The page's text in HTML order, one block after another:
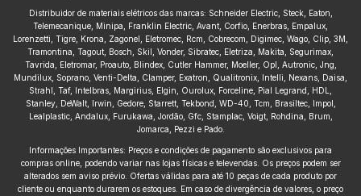
Distribuidor de materiais elétricos das marcas: Schneider Electric, Steck, Eaton,
Telemecanique, Minipa, Franklin Electric, Avant, Corfio, Enerbras, Empalux,
Lorenzetti, Tigre, Krona, Zagonel, Eletromec, Rcm, Cobrecom, Digimec, Wago, Clip, 3M,
Tramontina, Tagout, Bosch, Skil, Vonder, Sibratec, Eletriza, Makita, Segurimax,
Tavrida, Eletromar, Proauto, Blindex, Cutler Hammer, Moeller, Opl, Autronic, Jng,
Mundilux, Soprano, Venti-Delta, Clamper, Exatron, Qualitronix, Intelli, Nexans, Daisa,
Strahl, Taf, Intelbras, Margirius, Elgin, Ourolux, Forceline, Pial Legrand, HDL,
Stanley, DeWalt, Irwin, Gedore, Starrett, Tekbond, WD-40, Tcm, Brasiltec, Impol,
Lealplastic, Andalux, Furukawa, Jordão, Gfc, Stamplac, Voigt, Rohdina, Brum,
Jomarca, Pezzi e Pado.
Informações Importantes: Preços e condições de pagamento são exclusivos para
compras online, podendo variar nas lojas físicas e televendas. Os preços podem ser
alterados sem aviso prévio. Ofertas válidas para até 10 peças de cada produto por
cliente ou enquanto durarem os estoques. Em caso de divergência de valores, o preço